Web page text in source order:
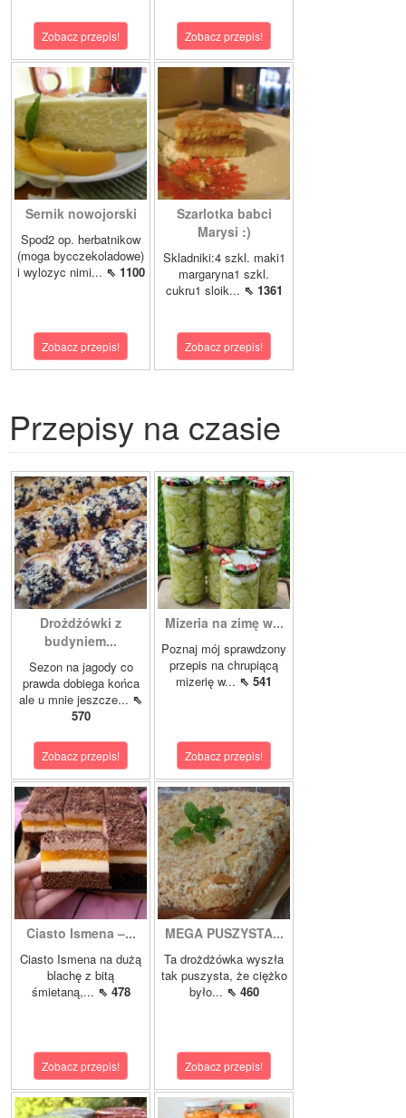
Zobacz przepis! Zobacz przepis!
Sernik nowojorski
Spod2 op. herbatnikow
(moga bycczekoladowe)
i wylozyc nimi... ⇖ 1100
Zobacz przepis!
Szarlotka babci
Marysi :)
Skladniki:4 szkl. maki1
margaryna1 szkl.
cukru1 sloik... ⇖ 1361
Zobacz przepis!
Przepisy na czasie
Drożdżówki z
budyniem...
Sezon na jagody co
prawda dobiega końca
ale u mnie jeszcze... ⇖
570
Zobacz przepis!
Mizeria na zimę w...
Poznaj mój sprawdzony
przepis na chrupiącą
mizerię w... ⇖ 541
Zobacz przepis!
Ciasto Ismena –...
Ciasto Ismena na dużą
blachę z bitą
śmietaną,... ⇖ 478
Zobacz przepis!
MEGA PUSZYSTA...
Ta drożdżówka wyszła
tak puszysta, że ciężko
było... ⇖ 460
Zobacz przepis!